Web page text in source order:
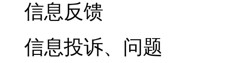
信息反馈
信息投诉、问题